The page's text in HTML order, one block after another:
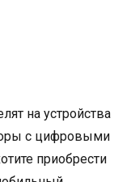
на устройства
с цифровыми
приобрести